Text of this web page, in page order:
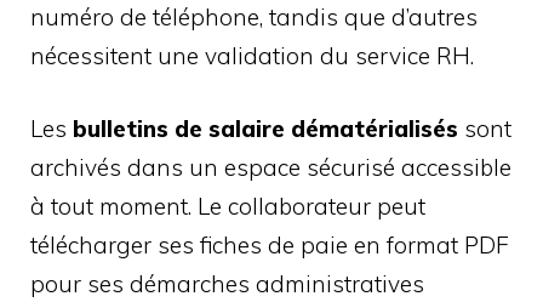
numéro de téléphone, tandis que d’autres
nécessitent une validation du service RH.
Les bulletins de salaire dématérialisés sont
archivés dans un espace sécurisé accessible
à tout moment. Le collaborateur peut
télécharger ses fiches de paie en format PDF
pour ses démarches administratives